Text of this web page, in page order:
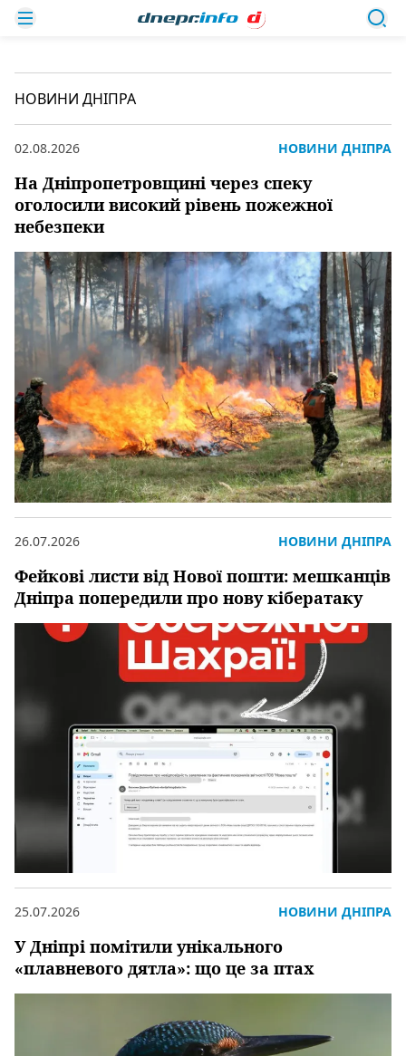
НОВИНИ ДНІПРА
На Дніпропетровщині через спеку
оголосили високий рівень пожежної
небезпеки
02.08.2026 НОВИНИ ДНІПРА
Фейкові листи від Нової пошти: мешканців
Дніпра попередили про нову кібератаку
26.07.2026 НОВИНИ ДНІПРА
У Дніпрі помітили унікального
«плавневого дятла»: що це за птах
25.07.2026 НОВИНИ ДНІПРА